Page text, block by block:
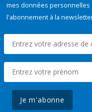
mes données personnelles
l'abonnement à la
Je m'abonne